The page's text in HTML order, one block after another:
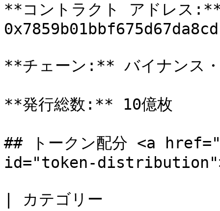
**コントラクト アドレス
**チェーン:** バイナンス
**発行総数:** 10億枚
## トークン配分 <a
id="token-
| カテゴリー